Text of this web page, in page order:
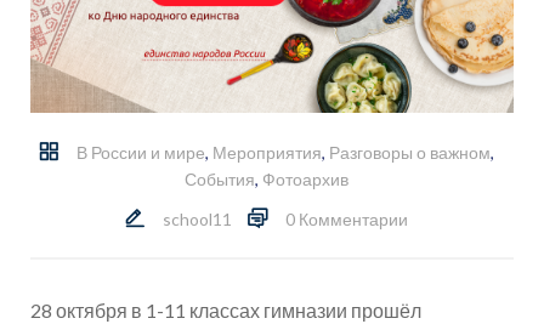
В России и мире, Мероприятия, Разговоры о важном,
События, Фотоархив
school11
0 Комментарии
28 октября в 1-11 классах гимназии прошёл